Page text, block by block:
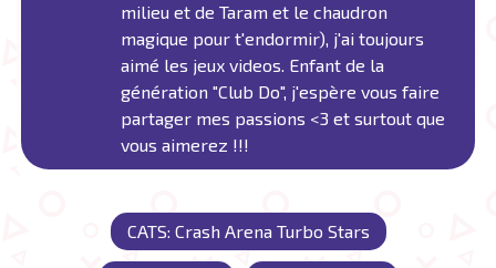
milieu et de Taram et le chaudron
magique pour t'endormir), j'ai toujours
aimé les jeux videos. Enfant de la
génération "Club Do", j'espère vous faire
partager mes passions <3 et surtout que
vous aimerez !!!
CATS: Crash Arena Turbo Stars